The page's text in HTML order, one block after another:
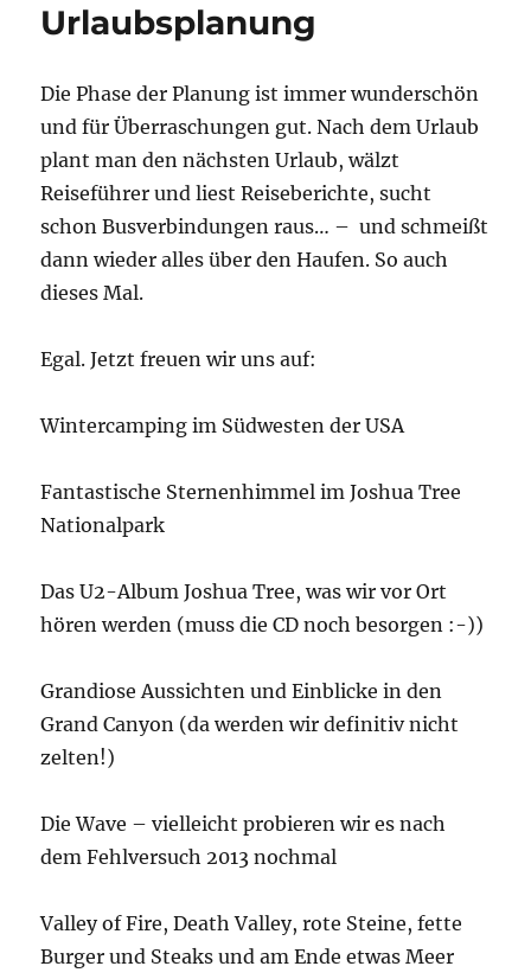
Urlaubsplanung
Die Phase der Planung ist immer wunderschön
und für Überraschungen gut. Nach dem Urlaub
plant man den nächsten Urlaub, wälzt
Reiseführer und liest Reiseberichte, sucht
schon Busverbindungen raus… – und schmeißt
dann wieder alles über den Haufen. So auch
dieses Mal.
Egal. Jetzt freuen wir uns auf:
Wintercamping im Südwesten der USA
Fantastische Sternenhimmel im Joshua Tree
Nationalpark
Das U2-Album Joshua Tree, was wir vor Ort
hören werden (muss die CD noch besorgen :-))
Grandiose Aussichten und Einblicke in den
Grand Canyon (da werden wir definitiv nicht
zelten!)
Die Wave – vielleicht probieren wir es nach
dem Fehlversuch 2013 nochmal
Valley of Fire, Death Valley, rote Steine, fette
Burger und Steaks und am Ende etwas Meer